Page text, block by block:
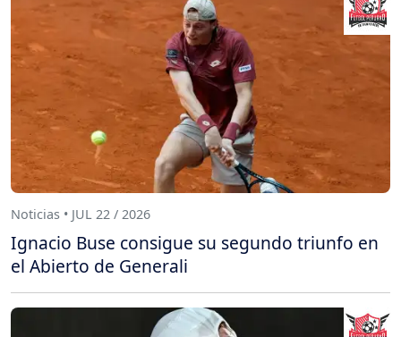
Noticias • JUL 22 / 2026
Ignacio Buse consigue su segundo triunfo en
el Abierto de Generali